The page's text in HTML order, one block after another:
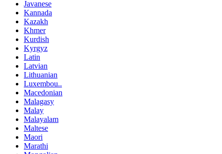
Javanese
Kannada
Kazakh
Khmer
Kurdish
Kyrgyz
Latin
Latvian
Lithuanian
Luxembou..
Macedonian
Malagasy
Malay
Malayalam
Maltese
Maori
Marathi